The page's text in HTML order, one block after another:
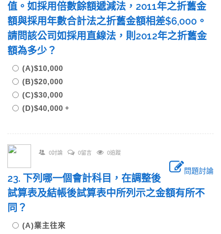
值。如採用倍數餘額遞減法，2011年之折舊金
額與採用年數合計法之折舊金額相差$6,000。
請問該公司如採用直線法，則2012年之折舊金
額為多少？
(A)$10,000
(B)$20,000
(C)$30,000
(D)$40,000。
0討論 0留言 0追蹤
問題討論
23. 下列哪一個會計科目，在調整後
試算表及結帳後試算表中所列示之金額有所不
同？
(A)業主往來